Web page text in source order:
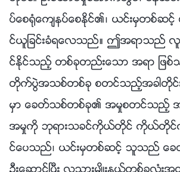
ပ္ေစ႐ုံေက်နပ္ေစႏိုင္၏၊ ယင္းမွတစ္ဆ
င္ယူျခင္းခံရေလသည္။ ဤအရာသည္
င္ႏိုင္သည့္ တစ္ခုတည္းေသာ အရာ ျဖစ္
တိုက္ပြဲအသစ္တစ္ခု စတင္သည့္အခါတိုင္
မွာ ေခတ္သစ္တစ္ခု၏ အမႈစတင္သည့္ အ
အမႈကို ဘုရားသခင္ကိုယ္တိုင္ ကိုယ္တို
င္ေပသည္၊ ယင္းမွတစ္ဆင့္ သူသည္ ေ